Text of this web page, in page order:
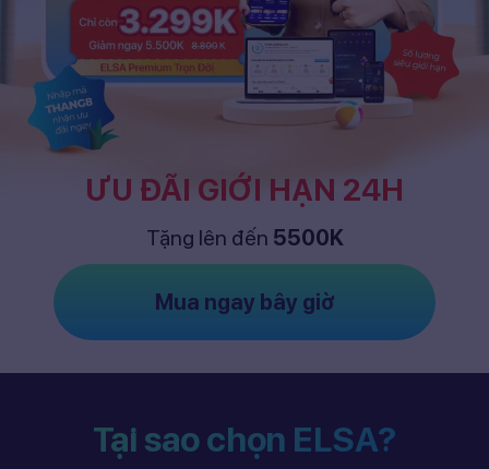
ƯU ĐÃI GIỚI HẠN 24H
Tặng lên đến 5500K
Mua ngay bây giờ
Tại sao chọn ELSA?